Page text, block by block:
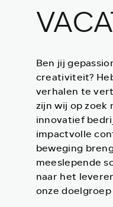
Ben jij
creativiteit?
verhalen te
zijn wij op zoek
innovatief
impactvolle
beweging
meeslepende
naar het
onze